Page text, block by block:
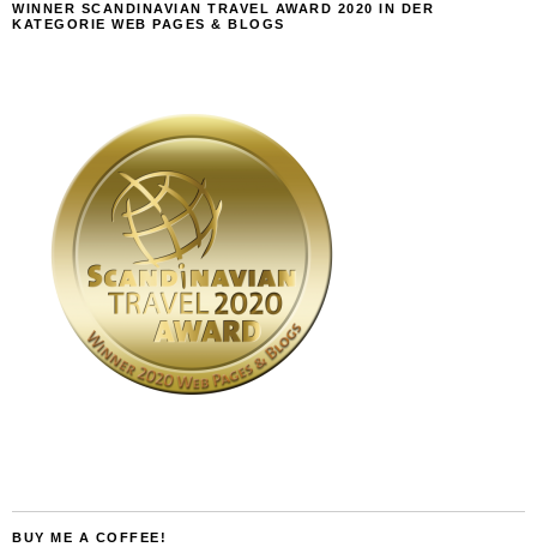
WINNER SCANDINAVIAN TRAVEL AWARD 2020 IN DER
KATEGORIE WEB PAGES & BLOGS
BUY ME A COFFEE!